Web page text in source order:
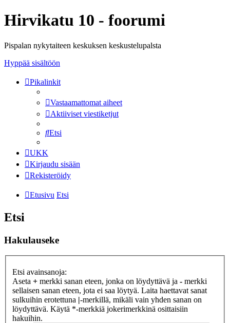
Hirvikatu 10 - foorumi
Pispalan nykytaiteen keskuksen keskustelupalsta
Hyppää sisältöön
Pikalinkit
Vastaamattomat aiheet
Aktiiviset viestiketjut
Etsi
UKK
Kirjaudu sisään
Rekisteröidy
Etusivu Etsi
Etsi
Hakulauseke
Etsi avainsanoja:
Aseta + merkki sanan eteen, jonka on löydyttävä ja - merkki
sellaisen sanan eteen, jota ei saa löytyä. Laita haettavat sanat
sulkuihin erotettuna |-merkillä, mikäli vain yhden sanan on
löydyttävä. Käytä *-merkkiä jokerimerkkinä osittaisiin
hakuihin.